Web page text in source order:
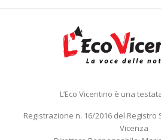
L’Eco Vicentino è una
Registrazione n. 16/2016 del
Vicenza